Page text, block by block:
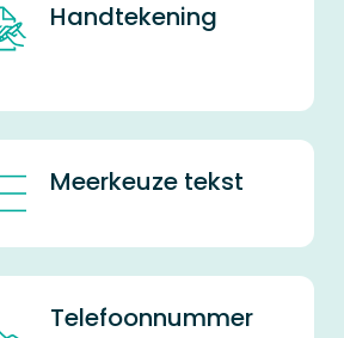
Handtekening
Meerkeuze tekst
Telefoonnummer